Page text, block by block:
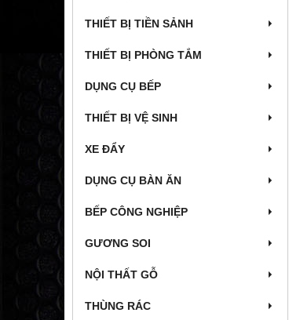
THIẾT BỊ TIỀN SẢNH
THIẾT BỊ PHÒNG TẮM
DỤNG CỤ BẾP
THIẾT BỊ VỆ SINH
XE ĐẨY
DỤNG CỤ BÀN ĂN
BẾP CÔNG NGHIỆP
GƯƠNG SOI
NỘI THẤT GỖ
THÙNG RÁC